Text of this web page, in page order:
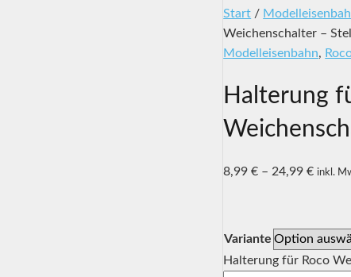
Start /
Weichenschalter –
Modelleisenbahn,
Halterung
8,99€ – 24,99€ inkl.
Variante
Halterung für Roco